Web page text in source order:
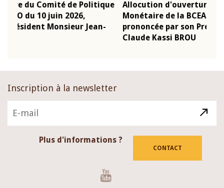
Allocution d'ouverture du Comité de Politique
Monétaire de la BCEAO du 4 mars 2026,
prononcée par son Président Monsieur Jean-
Inscription à la newsletter
Plus d'informations ?
CONTACT